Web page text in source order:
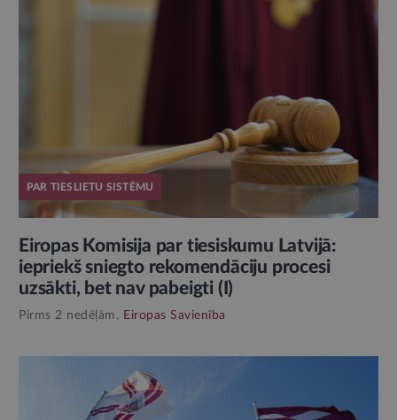
PAR TIESLIETU SISTĒMU
Eiropas Komisija par tiesiskumu Latvijā:
iepriekš sniegto rekomendāciju procesi
uzsākti, bet nav pabeigti (I)
Pirms 2 nedēļām, Eiropas Savienība